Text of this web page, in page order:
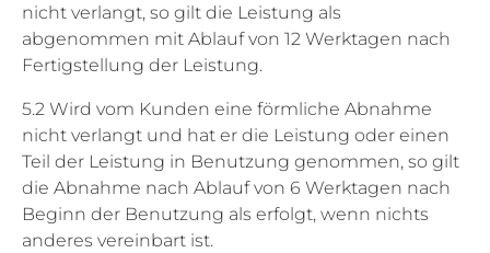
nicht verlangt, so gilt die Leistung als
abgenommen mit Ablauf von 12 Werktagen nach
Fertigstellung der Leistung.
5.2 Wird vom Kunden eine förmliche Abnahme
nicht verlangt und hat er die Leistung oder einen
Teil der Leistung in Benutzung genommen, so gilt
die Abnahme nach Ablauf von 6 Werktagen nach
Beginn der Benutzung als erfolgt, wenn nichts
anderes vereinbart ist.